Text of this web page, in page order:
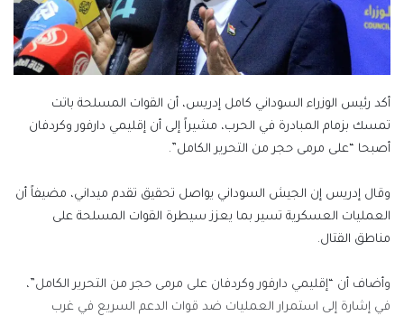
أكد رئيس الوزراء السوداني كامل إدريس، أن القوات المسلحة باتت
تمسك بزمام المبادرة في الحرب، مشيراً إلى أن إقليمي دارفور وكردفان
أصبحا “على مرمى حجر من التحرير الكامل”.
وقال إدريس إن الجيش السوداني يواصل تحقيق تقدم ميداني، مضيفاً أن
العمليات العسكرية تسير بما يعزز سيطرة القوات المسلحة على
مناطق القتال.
وأضاف أن “إقليمي دارفور وكردفان على مرمى حجر من التحرير الكامل”،
في إشارة إلى استمرار العمليات ضد قوات الدعم السريع في غرب